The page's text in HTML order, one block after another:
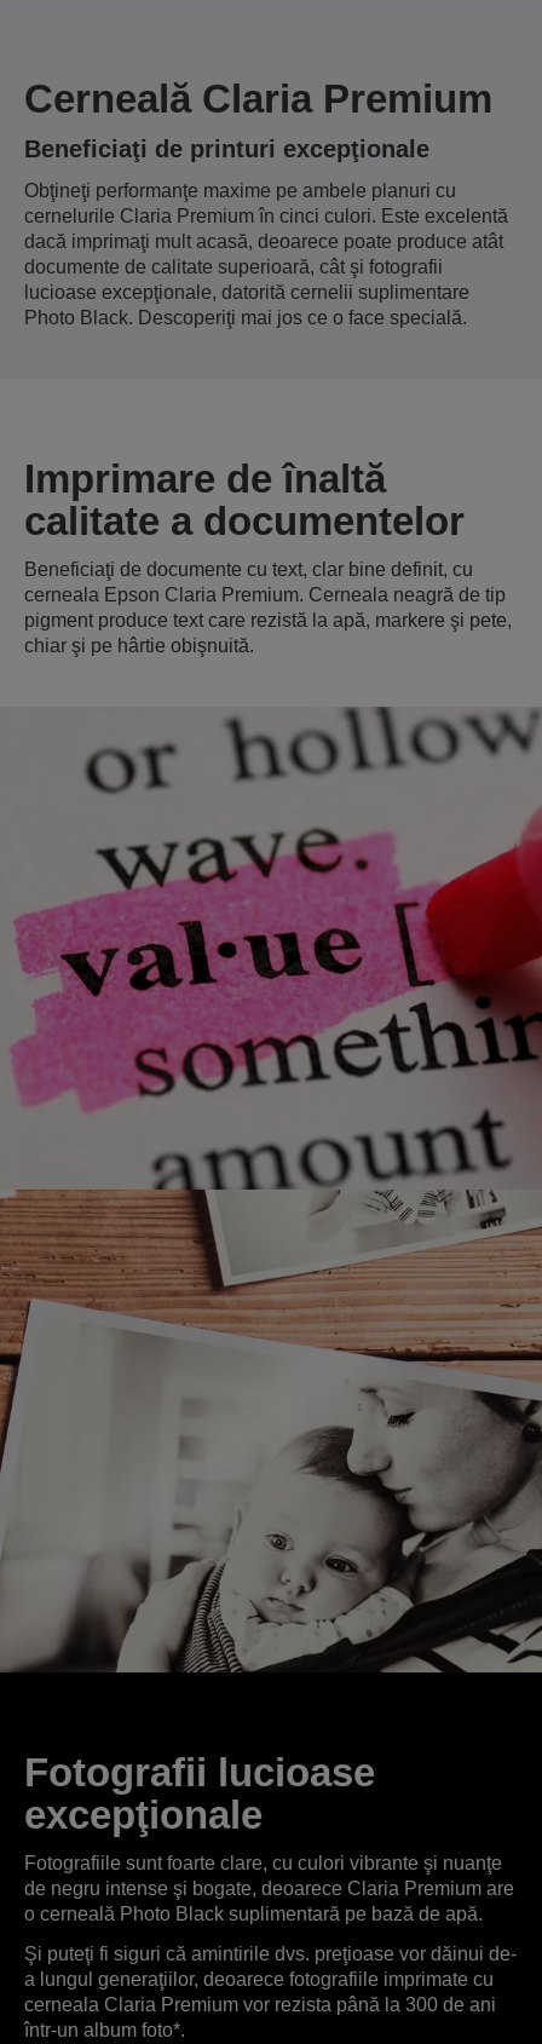
Cerneală Claria Premium
Beneficiaţi de printuri excepţionale
Obţineţi performanţe maxime pe ambele planuri cu
cernelurile Claria Premium în cinci culori. Este excelentă
dacă imprimaţi mult acasă, deoarece poate produce atât
documente de calitate superioară, cât şi fotografii
lucioase excepţionale, datorită cernelii suplimentare
Photo Black. Descoperiţi mai jos ce o face specială.
Imprimare de înaltă
calitate a documentelor
Beneficiaţi de documente cu text, clar bine definit, cu
cerneala Epson Claria Premium. Cerneala neagră de tip
pigment produce text care rezistă la apă, markere şi pete,
chiar şi pe hârtie obişnuită.
Fotografii lucioase
excepţionale
Fotografiile sunt foarte clare, cu culori vibrante şi nuanţe
de negru intense şi bogate, deoarece Claria Premium are
o cerneală Photo Black suplimentară pe bază de apă.
Şi puteţi fi siguri că amintirile dvs. preţioase vor dăinui de-
a lungul generaţiilor, deoarece fotografiile imprimate cu
cerneala Claria Premium vor rezista până la 300 de ani
într-un album foto*.